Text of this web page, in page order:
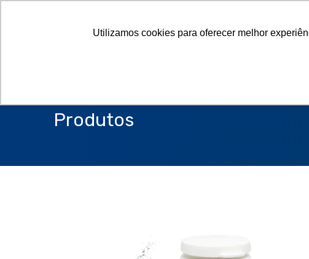
Utilizamos cookies para oferecer melhor
Produtos